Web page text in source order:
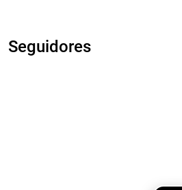
Seguidores